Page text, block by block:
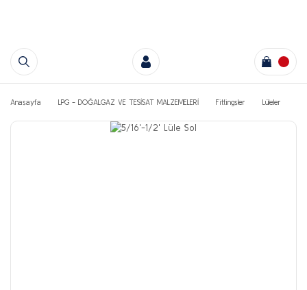
Anasayfa LPG - DOĞALGAZ VE TESİSAT MALZEMELERİ Fittingsler Lüleler